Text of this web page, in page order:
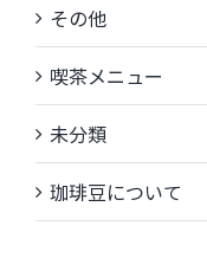
その他
喫茶メニュー
未分類
珈琲豆について